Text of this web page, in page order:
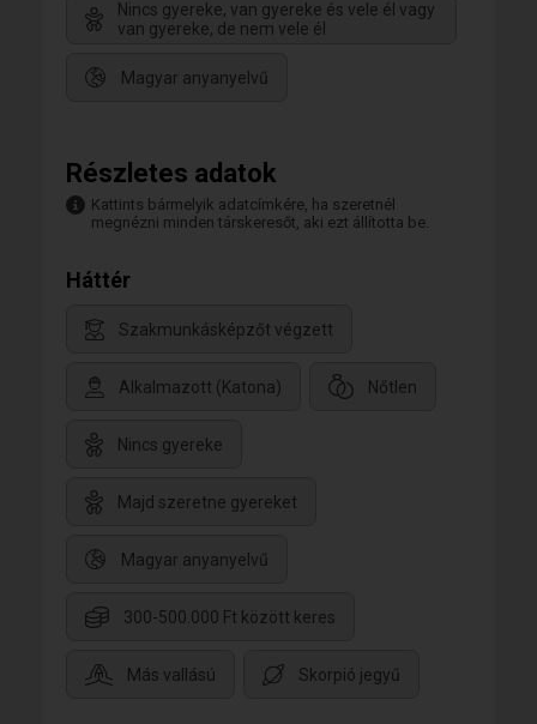
Nincs gyereke, van gyereke és vele él vagy
van gyereke, de nem vele él
Magyar anyanyelvű
Részletes adatok
Kattints bármelyik adatcímkére, ha szeretnél
megnézni minden társkeresőt, aki ezt állította be.
Háttér
Szakmunkásképzőt végzett
Alkalmazott (Katona) Nőtlen
Nincs gyereke
Majd szeretne gyereket
Magyar anyanyelvű
300-500.000 Ft között keres
Más vallású Skorpió jegyű